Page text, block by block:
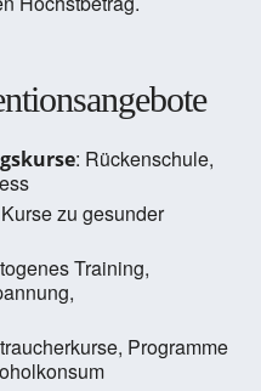
: Rückenschule,
zu gesunder
Training,
Programme